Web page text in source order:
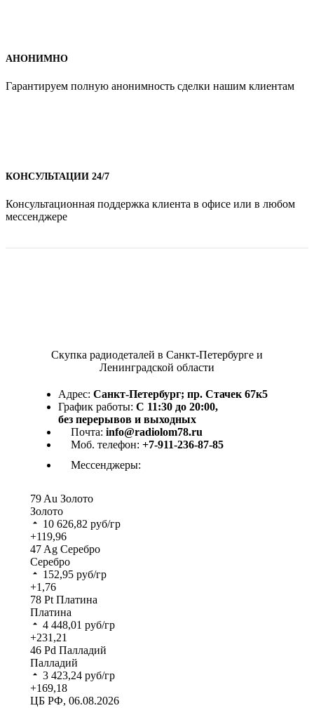
АНОНИМНО
Гарантируем полную анонимность сделки нашим клиентам
КОНСУЛЬТАЦИИ 24/7
Консультационная поддержка клиента в офисе или в любом
мессенджере
Скупка радиодеталей в Санкт-Петербурге и
Ленинградской области
Адрес: Санкт-Петербург; пр. Стачек 67к5
График работы: С 11:30 до 20:00,
без перерывов и выходных
Почта: info@radiolom78.ru
Моб. телефон: +7-911-236-87-85
Мессенджеры:
79Au Золото
Золото
10 626,82 руб/гр
+119,96
47Ag Серебро
Серебро
152,95 руб/гр
+1,76
78 Pt Платина
Платина
4 448,01 руб/гр
+231,21
46 Pd Палладий
Палладий
3 423,24 руб/гр
+169,18
ЦБ РФ, 06.08.2026